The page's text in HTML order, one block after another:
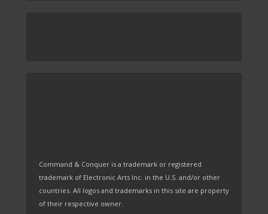
Command & Conquer is a trademark or registered
trademark of Electronic Arts Inc. in the U.S. and/or other
countries. All logos and trademarks in this site are property
of their respective owner.